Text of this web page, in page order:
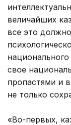
величайших
все это
свое
пропастями и
не только
«Во-первых,